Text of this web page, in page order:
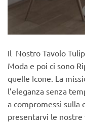
Il Nostro Tavolo
Moda e poi ci sono
quelle Icone. La
l’eleganza senza
a compromessi sulla
presentarvi le